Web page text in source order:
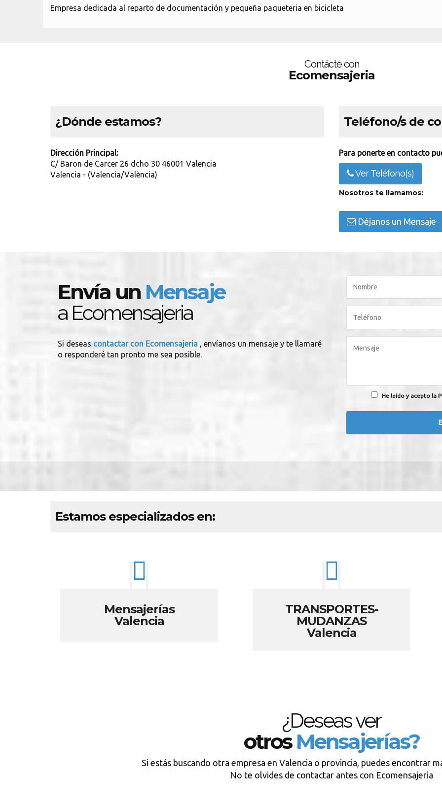
Empresa dedicada al reparto de documentación y pequeña paqueteria en bicicleta
Contácte con
Ecomensajeria
¿Dónde estamos?
Dirección Principal:
C/ Baron de Carcer 26 dcho 30 46001 Valencia
Valencia - (Valencia/València)
Teléfono/s de
Para ponerte en contacto
Ver Teléfono(s)
Nosotros te llamamos:
Déjanos un Mensaje
Envía un Mensaje
a Ecomensajeria
Si deseas contactar con Ecomensajeria , envíanos un mensaje y te llamaré
o responderé tan pronto me sea posible.
He leído y acepto la
Estamos especializados en:
Mensajerías
Valencia
TRANSPORTES-
MUDANZAS
Valencia
¿Deseas ver
otrosMensajerías?
Si estás buscando otra empresa en Valencia o provincia, puedes encontrar
No te olvides de contactar antes con Ecomensajeria